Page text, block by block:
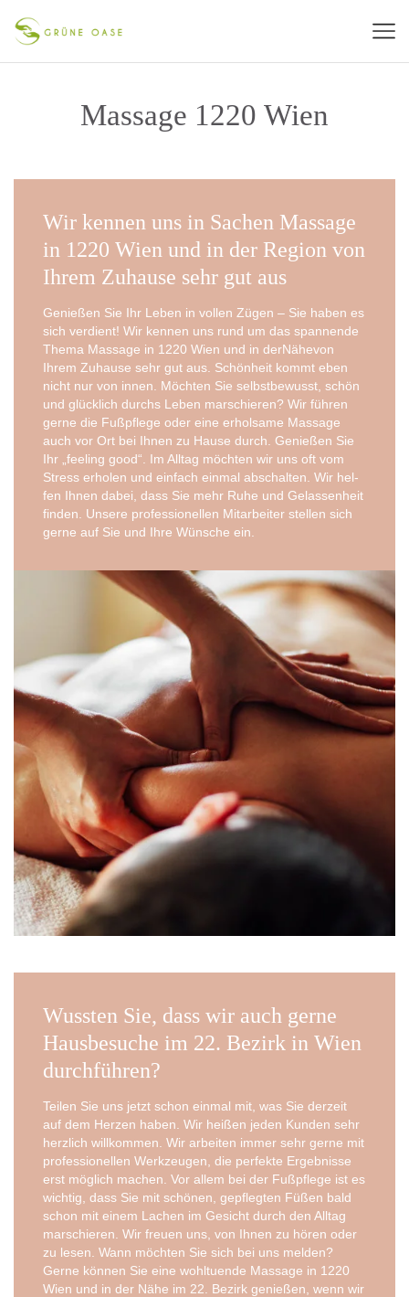
Massage 1220 Wien
Wir kennen uns in Sachen Massage
in 1220 Wien und in der Region von
Ihrem Zuhause sehr gut aus
Genie­ßen Sie Ihr Leben in vol­len Zügen – Sie haben es
sich ver­dient! Wir ken­nen uns rund um das span­nen­de
The­ma Mas­sa­ge in 1220 Wien und in der­Nä­he­von
Ihrem Zuhau­se sehr gut aus. Schön­heit kommt eben
nicht nur von innen. Möch­ten Sie selbst­be­wusst, schön
und glück­lich durchs Leben mar­schie­ren? Wir füh­ren
ger­ne die Fuß­pfle­ge oder eine erhol­sa­me Mas­sa­ge
auch vor Ort bei Ihnen zu Hau­se durch. Genie­ßen Sie
Ihr „fee­ling good“. Im All­tag möch­ten wir uns oft vom
Stress erho­len und ein­fach ein­mal abschal­ten. Wir hel­
fen Ihnen dabei, dass Sie mehr Ruhe und Gelas­sen­heit
fin­den. Unse­re pro­fes­sio­nel­len Mit­ar­bei­ter stel­len sich
ger­ne auf Sie und Ihre Wün­sche ein.
Wussten Sie, dass wir auch gerne
Hausbesuche im 22. Bezirk in Wien
durchführen?
Tei­len Sie uns jetzt schon ein­mal mit, was Sie der­zeit
auf dem Her­zen haben. Wir hei­ßen jeden Kun­den sehr
herz­lich will­kom­men. Wir arbei­ten immer sehr ger­ne mit
pro­fes­sio­nel­len Werk­zeu­gen, die per­fek­te Ergeb­nis­se
erst mög­lich machen. Vor allem bei der Fuß­pfle­ge ist es
wich­tig, dass Sie mit schö­nen, gepfleg­ten Füßen bald
schon mit einem Lachen im Gesicht durch den All­tag
mar­schie­ren. Wir freu­en uns, von Ihnen zu hören oder
zu lesen. Wann möch­ten Sie sich bei uns melden?
Gerne kön­nen Sie eine wohl­tu­en­de Mas­sa­ge in 1220
Wien und in der Nähe im 22. Bezirk genie­ßen, wenn wir